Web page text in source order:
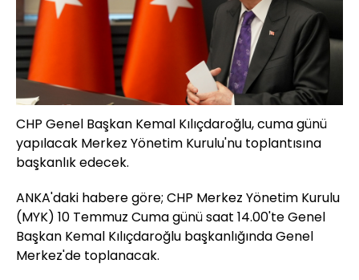
CHP Genel Başkan Kemal Kılıçdaroğlu, cuma günü
yapılacak Merkez Yönetim Kurulu'nu toplantısına
başkanlık edecek.
ANKA'daki habere göre; CHP Merkez Yönetim Kurulu
(MYK) 10 Temmuz Cuma günü saat 14.00'te Genel
Başkan Kemal Kılıçdaroğlu başkanlığında Genel
Merkez'de toplanacak.